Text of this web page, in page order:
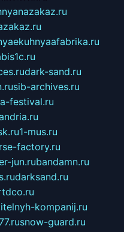
dark-sand.ru
sib-archives.ru
festival.ru
1-mus.ru
factory.ru
jun.rubandamn.ru
darksand.ru
kompanij.ru
snow-guard.ru